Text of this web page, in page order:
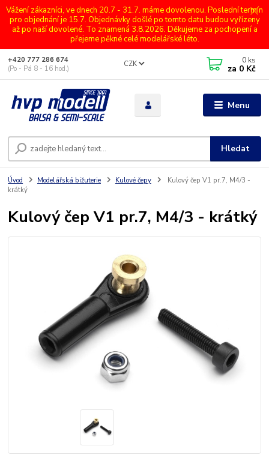
Vážení zákazníci, ve dnech 20.7 - 31.7. máme dovolenou. Poslední termín
pro objednání je 15.7. Objednávky došlé po tomto datu budou vyřízeny
až po naší dovolené. To znamená 3.8.2026. Děkujeme za pochopení a
přejeme pěkné celé modelářské léto.
Menu
CZK
Hledat
+420 777 286 674
(Po - Pá 8 - 16 hod.)
0 ks
za 0 Kč
Úvod Modelářská bižuterie Kulové čepy
Kulový čep V1 pr.7, M4/3 -
krátký
Kulový čep V1 pr.7, M4/3 - krátký